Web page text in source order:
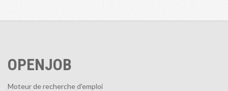
OPENJOB
Moteur de recherche d'emploi